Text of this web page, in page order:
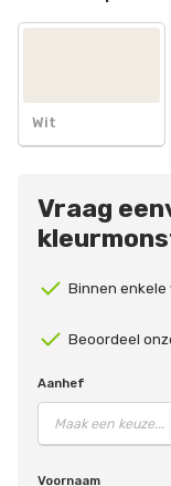
Wit
Vraag
Binnen enkele
Beoordeel
Aanhef
Voornaam